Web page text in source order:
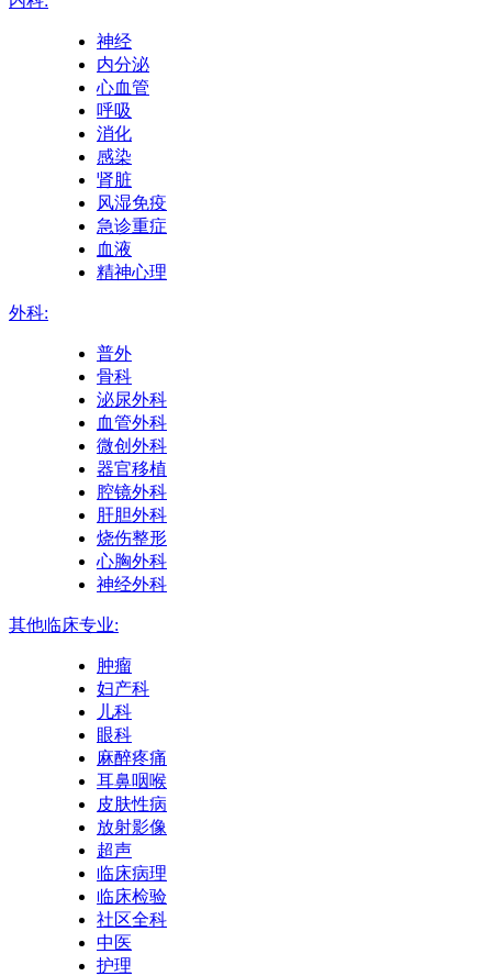
神经
内分泌
心血管
呼吸
消化
感染
肾脏
风湿免疫
急诊重症
血液
精神心理
外科:
普外
骨科
泌尿外科
血管外科
微创外科
器官移植
腔镜外科
肝胆外科
烧伤整形
心胸外科
神经外科
其他临床专业:
肿瘤
妇产科
儿科
眼科
麻醉疼痛
耳鼻咽喉
皮肤性病
放射影像
超声
临床病理
临床检验
社区全科
中医
护理